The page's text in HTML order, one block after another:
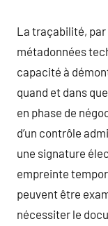
La traçabilité, par
métadonnées
capacité à
quand et dans
en phase de
d’un contrôle
une signature
empreinte
peuvent être
nécessiter le